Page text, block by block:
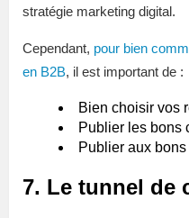
stratégie marketing digital.
Cependant, pour bien
en B2B, il est important de :
Bien choisir vos
Publier les bons
Publier aux bons
7. Le tunnel de